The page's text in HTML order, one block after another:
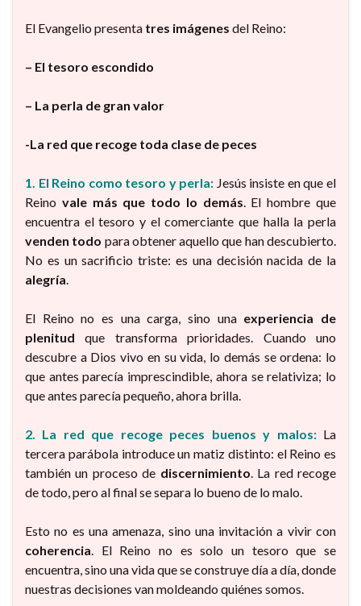
El Evangelio presenta tres imágenes del Reino:
– El tesoro escondido
– La perla de gran valor
-La red que recoge toda clase de peces
1. El Reino como tesoro y perla: Jesús insiste en que el
Reino vale más que todo lo demás. El hombre que
encuentra el tesoro y el comerciante que halla la perla
venden todo para obtener aquello que han descubierto.
No es un sacrificio triste: es una decisión nacida de la
alegría.
El Reino no es una carga, sino una experiencia de
plenitud que transforma prioridades. Cuando uno
descubre a Dios vivo en su vida, lo demás se ordena: lo
que antes parecía imprescindible, ahora se relativiza; lo
que antes parecía pequeño, ahora brilla.
2. La red que recoge peces buenos y malos: La
tercera parábola introduce un matiz distinto: el Reino es
también un proceso de discernimiento. La red recoge
de todo, pero al final se separa lo bueno de lo malo.
Esto no es una amenaza, sino una invitación a vivir con
coherencia. El Reino no es solo un tesoro que se
encuentra, sino una vida que se construye día a día, donde
nuestras decisiones van moldeando quiénes somos.